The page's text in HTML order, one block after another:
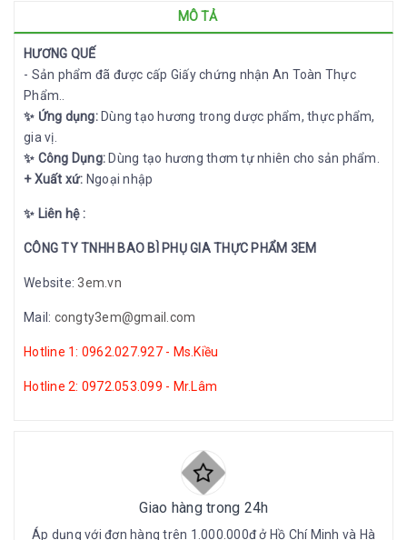
MÔ TẢ
HƯƠNG QUẾ
- Sản phẩm đã được cấp Giấy chứng nhận An Toàn Thực
Phẩm..
✨ Ứng dụng:Dùng tạo hương trong dược phẩm, thực phẩm,
gia vị.
✨ Công Dụng: Dùng tạo hương thơm tự nhiên cho sản phẩm.
+ Xuất xứ: Ngoại nhập
✨ Liên hệ :
CÔNG TY TNHH BAO BÌ PHỤ GIA THỰC PHẨM 3EM
Website:3em.vn
Mail: congty3em@gmail.com
Hotline 1: 0962.027.927 - Ms.Kiều
Hotline 2: 0972.053.099 - Mr.Lâm
Giao hàng trong 24h
Áp dụng với đơn hàng trên 1.000.000đ ở Hồ Chí Minh và Hà